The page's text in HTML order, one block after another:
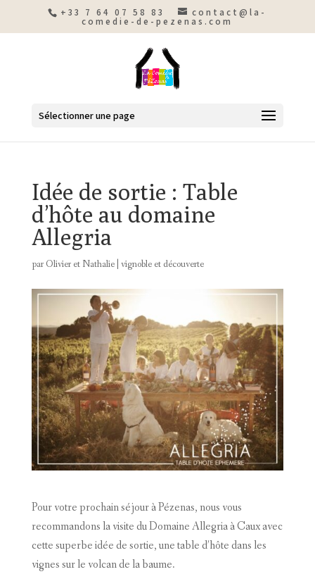
+33 7 64 07 58 83 contact@la-
comedie-de-pezenas.com
Sélectionner une page
Idée de sortie : Table
d’hôte au domaine
Allegria
par Olivier et Nathalie| vignoble et découverte
Pour votre prochain séjour à Pézenas, nous vous
recommandons la visite du Domaine Allegria à Caux avec
cette superbe idée de sortie, une table d’hôte dans les
vignes sur le volcan de la baume.